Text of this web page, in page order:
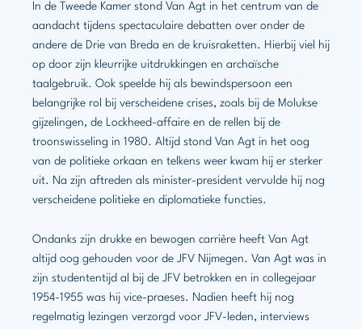
In de Tweede Kamer stond Van Agt in het centrum van de
aandacht tijdens spectaculaire debatten over onder de
andere de Drie van Breda en de kruisraketten. Hierbij viel hij
op door zijn kleurrijke uitdrukkingen en archaïsche
taalgebruik. Ook speelde hij als bewindspersoon een
belangrijke rol bij verscheidene crises, zoals bij de Molukse
gijzelingen, de Lockheed-affaire en de rellen bij de
troonswisseling in 1980. Altijd stond Van Agt in het oog
van de politieke orkaan en telkens weer kwam hij er sterker
uit. Na zijn aftreden als minister-president vervulde hij nog
verscheidene politieke en diplomatieke functies.
Ondanks zijn drukke en bewogen carrière heeft Van Agt
altijd oog gehouden voor de JFV Nijmegen. Van Agt was in
zijn studententijd al bij de JFV betrokken en in collegejaar
1954-1955 was hij vice-praeses. Nadien heeft hij nog
regelmatig lezingen verzorgd voor JFV-leden, interviews